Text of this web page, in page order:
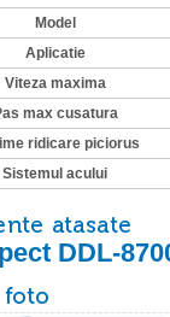
Model
Aplicatie
Viteza maxima
max cusatura
ridicare piciorus
Sistemul acului
DDL-